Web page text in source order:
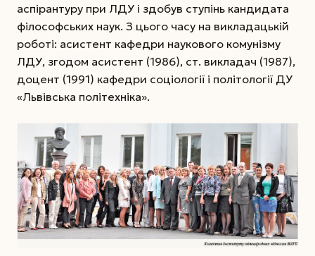
аспірантуру при ЛДУ і здобув ступінь кандидата
філософських наук. З цього часу на викладацькій
роботі: асистент кафедри наукового комунізму
ЛДУ, згодом асистент (1986), ст. викладач (1987),
доцент (1991) кафедри соціології і політології ДУ
«Львівська політехніка».